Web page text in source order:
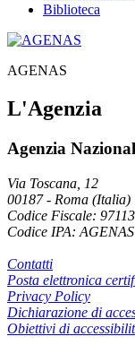
Biblioteca
AGENAS
L'Agenzia
Agenzia
Via Toscana, 12
00187- Roma (Italia)
Codice Fiscale:
Codice IPA: AGENAS
Contatti
Posta elettronica
Privacy Policy
Dichiarazione di
Obiettivi di